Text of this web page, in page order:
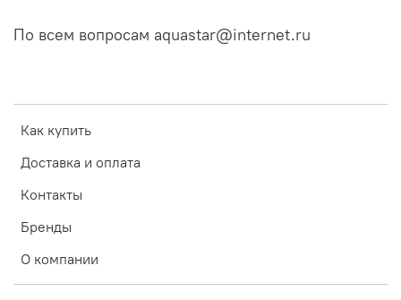
Как купить
Доставка и оплата
Контакты
Бренды
О компании
По всем вопросам aquastar@internet.ru